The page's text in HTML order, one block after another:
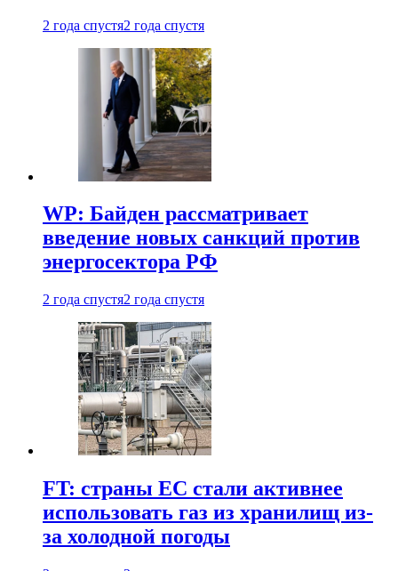
2 года спустя2 года спустя
WP: Байден рассматривает
введение новых санкций против
энергосектора РФ
2 года спустя2 года спустя
FT: страны ЕС стали активнее
использовать газ из хранилищ из-
за холодной погоды